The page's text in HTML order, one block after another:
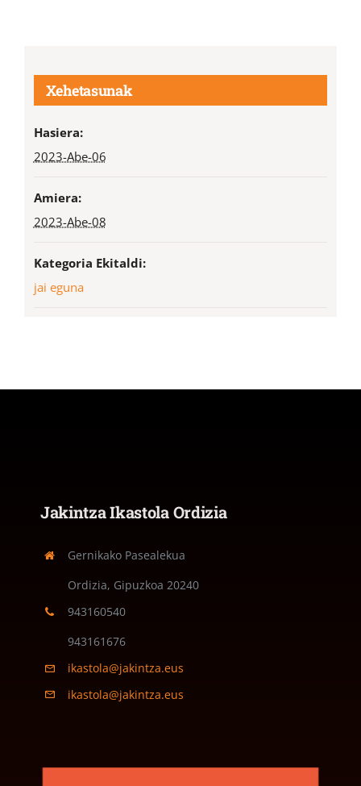
Xehetasunak
Hasiera:
2023-Abe-06
Amiera:
2023-Abe-08
Kategoria Ekitaldi:
jai eguna
Jakintza Ikastola Ordizia
Gernikako Pasealekua
Ordizia, Gipuzkoa 20240
943160540
943161676
ikastola@jakintza.eus
ikastola@jakintza.eus